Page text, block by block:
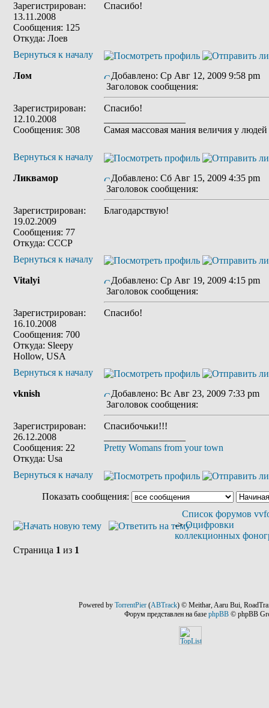
Зарегистрирован:
13.11.2008
Сообщения: 125
Откуда: Лоев
Спасибо!
Вернуться к началу
Лом
Зарегистрирован:
12.10.2008
Сообщения: 308
Добавлено: Ср Авг 12, 2009 9:58 pm
Заголовок сообщения:
Спасибо!
Cамая массовая мания величия у людей
Вернуться к началу
Ликвамор
Зарегистрирован:
19.02.2009
Сообщения: 77
Откуда: СССР
Добавлено: Сб Авг 15, 2009 4:35 pm
Заголовок сообщения:
Благодарствую!
Вернуться к началу
Vitalyi
Зарегистрирован:
16.10.2008
Сообщения: 700
Откуда: Sleepy
Hollow, USA
Добавлено: Ср Авг 19, 2009 4:15 pm
Заголовок сообщения:
Спасибо!
Вернуться к началу
vknish
Зарегистрирован:
26.12.2008
Сообщения: 22
Откуда: Usa
Добавлено: Вс Авг 23, 2009 7:33 pm
Заголовок сообщения:
Спасибочьки!!!
Pretty Womans from your town
Вернуться к началу
Показать сообщения:
Список форумов
->Оцифровки
коллекционных
Страница 1 из 1
Powered by TorrentPier (ABTrack) © Meithar, Aaru Bui,
Форум представлен на базе phpBB© phpBB